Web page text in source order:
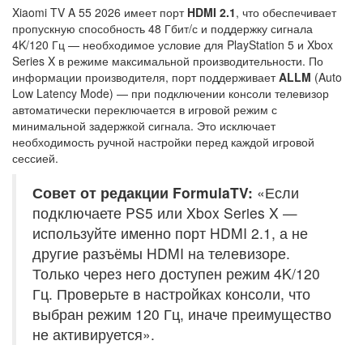
Xiaomi TV A 55 2026 имеет порт HDMI 2.1, что обеспечивает
пропускную способность 48 Гбит/с и поддержку сигнала
4K/120 Гц — необходимое условие для PlayStation 5 и Xbox
Series X в режиме максимальной производительности. По
информации производителя, порт поддерживаетALLM (Auto
Low Latency Mode) — при подключении консоли телевизор
автоматически переключается в игровой режим с
минимальной задержкой сигнала. Это исключает
необходимость ручной настройки перед каждой игровой
сессией.
Совет от редакции FormulaTV: «Если
подключаете PS5 или Xbox Series X —
используйте именно порт HDMI 2.1, а не
другие разъёмы HDMI на телевизоре.
Только через него доступен режим 4K/120
Гц. Проверьте в настройках консоли, что
выбран режим 120 Гц, иначе преимущество
не активируется».